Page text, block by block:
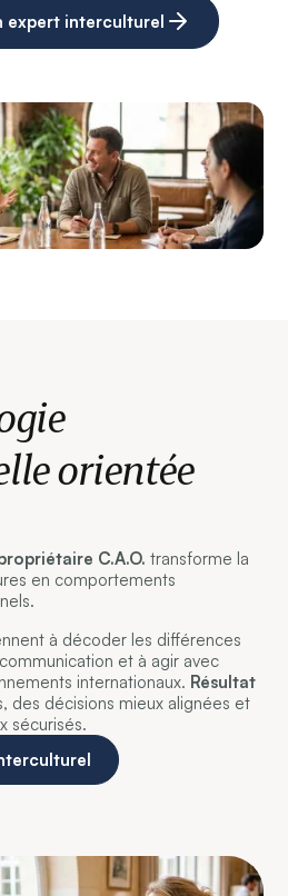
expert interculturel
orientée
C.A.O. transforme la
en comportements
à décoder les différences
et à agir avec
internationaux. Résultat
des décisions mieux alignées et
sécurisés.